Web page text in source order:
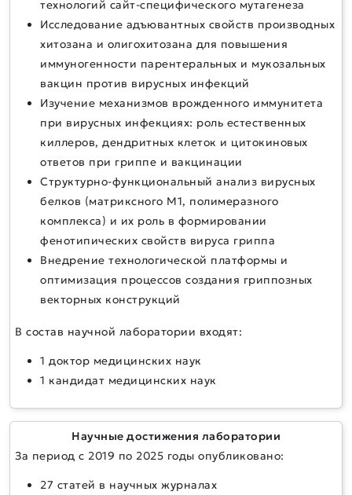
технологий сайт-специфического мутагенеза
Исследование адъювантных свойств производных
хитозана и олигохитозана для повышения
иммуногенности парентеральных и мукозальных
вакцин против вирусных инфекций
Изучение механизмов врожденного иммунитета
при вирусных инфекциях: роль естественных
киллеров, дендритных клеток и цитокиновых
ответов при гриппе и вакцинации
Структурно-функциональный анализ вирусных
белков (матриксного М1, полимеразного
комплекса) и их роль в формировании
фенотипических свойств вируса гриппа
Внедрение технологической платформы и
оптимизация процессов создания гриппозных
векторных конструкций
В состав научной лаборатории входят:
1 доктор медицинских наук
1 кандидат медицинских наук
Научные достижения лаборатории
За период с 2019 по 2025 годы опубликовано:
27 статей в научных журналах